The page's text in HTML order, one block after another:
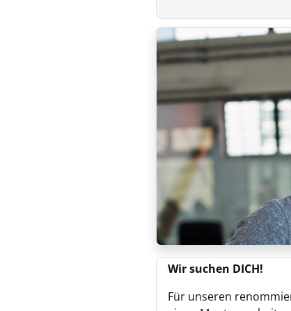
Wir suchen DICH!
Für unseren